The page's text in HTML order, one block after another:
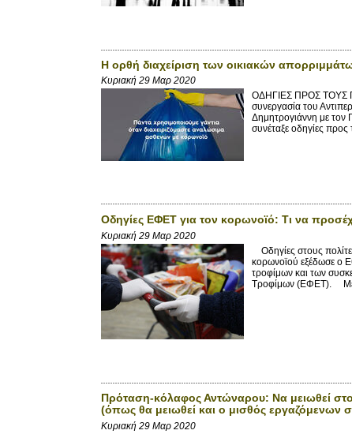
Η ορθή διαχείριση των οικιακών
Κυριακή 29 Μαρ 2020
ΟΔΗΓΙΕΣ ΠΡΟΣ ΤΟΥΣ
συνεργασία του
Δημητρογιάννη με
συνέταξε οδηγίες προς
Οδηγίες ΕΦΕΤ για τον κορωνoϊό: Τι να
Κυριακή 29 Μαρ 2020
Οδηγίες στους
κορωνοϊού εξέδωσε ο
τροφίμων και των
Τροφίμων (ΕΦΕΤ).
Πρόταση-κόλαφος Αντώναρου: Να μειωθεί
(όπως θα μειωθεί και ο μισθός εργαζόμενων
Κυριακή 29 Μαρ 2020